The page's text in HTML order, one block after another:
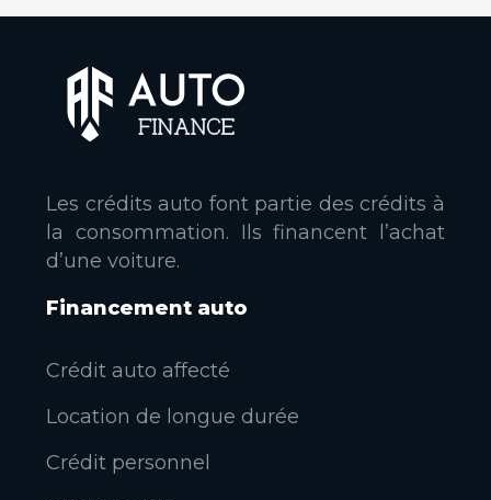
Les crédits auto font partie des crédits à
la consommation. Ils financent l’achat
d’une voiture.
Financement auto
Crédit auto affecté
Location de longue durée
Crédit personnel